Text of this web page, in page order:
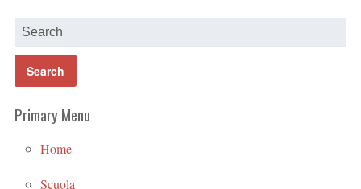
Primary Menu
Home
Scuola